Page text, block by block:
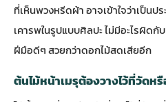
ที่เห็นพวงหรีดผ้า อาจเข้าใจว่าเป็น
เคารพในรูปแบบศิลปะ ไม่มีอะไรผิด
ฝีมือดีๆ สวยกว่าดอกไม้สดเสียอีก
ต้นไม้หน้าเมรุต้องวางไว้ที่วัดห